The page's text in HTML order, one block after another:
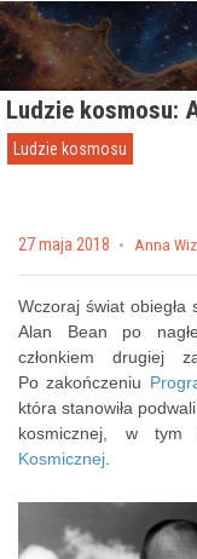
Przejdź do
Ludzie kosmosu:
Ludzie kosmosu
Posted on
27 maja 2018 by Anna
Wczoraj świat
Alan Bean po
członkiem drugiej
Po zakończeniu
która stanowiła
kosmicznej, w
Kosmicznej